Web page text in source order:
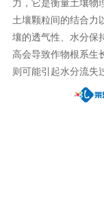
力，它是衡量土壤物
土壤颗粒间的结合力
壤的透气性、水分保
高会导致作物根系生
则可能引起水分流失